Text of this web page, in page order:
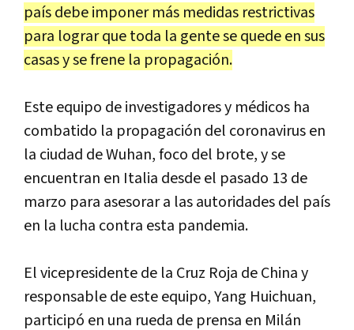
país debe imponer más medidas restrictivas
para lograr que toda la gente se quede en sus
casas y se frene la propagación.
Este equipo de investigadores y médicos ha
combatido la propagación del coronavirus en
la ciudad de Wuhan, foco del brote, y se
encuentran en Italia desde el pasado 13 de
marzo para asesorar a las autoridades del país
en la lucha contra esta pandemia.
El vicepresidente de la Cruz Roja de China y
responsable de este equipo, Yang Huichuan,
participó en una rueda de prensa en Milán